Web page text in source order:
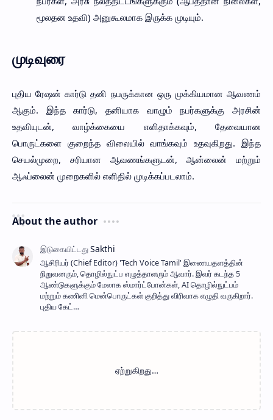
மூலதன உதவி) அனுகூலமாக இருக்க முடியும்.
முடிவுரை
புதிய ரேஷன் கார்டு தனி நபருக்கான ஒரு முக்கியமான ஆவணம்
ஆகும். இந்த கார்டு, தனியாக வாழும் நபர்களுக்கு அரசின்
உதவியுடன், வாழ்க்கையை எளிதாக்கவும், தேவையான
பொருட்களை குறைந்த விலையில் வாங்கவும் உதவுகிறது. இந்த
செயல்முறை, சரியான ஆவணங்களுடன், ஆன்லைன் மற்றும்
ஆஃப்லைன் முறைகளில் எளிதில் முடிக்கப்படலாம்.
About the author
ஆசிரியர் (Chief Editor) ​'Tech Voice Tamil' இணையதளத்தின்
நிறுவனரும், தொழில்நுட்ப எழுத்தாளரும் ஆவார். இவர் கடந்த 5
ஆண்டுகளுக்கும் மேலாக ஸ்மார்ட்போன்கள், AI தொழில்நுட்பம்
மற்றும் கணினி மென்பொருட்கள் குறித்து விரிவாக எழுதி வருகிறார்.
புதிய கேட்…